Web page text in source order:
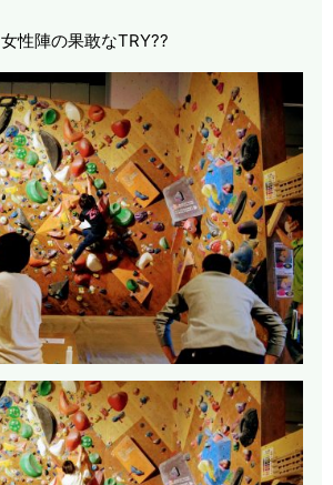
女性陣の果敢なTRY??